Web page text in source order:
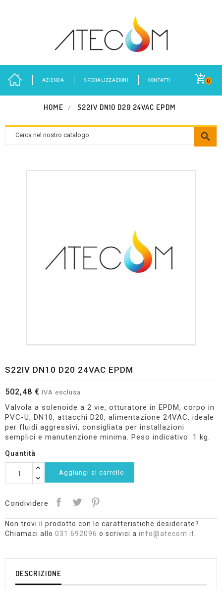
0
AZIENDA SPECIALIZZAZIONI CONTATTI
HOME S22IV DN10 D20 24VAC EPDM

S22IV DN10 D20 24VAC EPDM
502,48 € IVA esclusa
Valvola a solenoide a 2 vie, otturatore in EPDM, corpo in
PVC-U, DN10, attacchi D20, alimentazione 24VAC, ideale
per fluidi aggressivi, consigliata per installazioni
semplici e manutenzione minima. Peso indicativo: 1 kg.
Quantità
Aggiungi al carrello
Condividere
Non trovi il prodotto con le caratteristiche desiderate?
Chiamaci allo 031.692096 o scrivici a info@atecom.it
DESCRIZIONE